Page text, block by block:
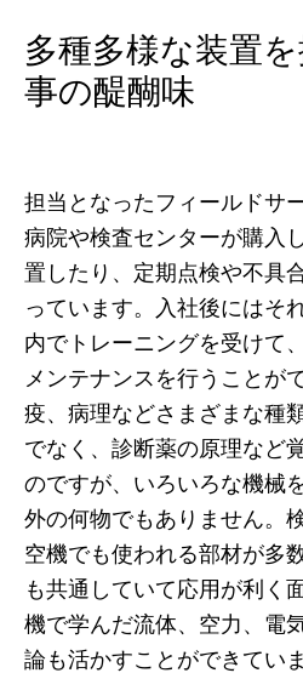
多種多様な装置
事の醍醐味
担当となったフィールドサ
病院や検査センターが購入
置したり、定期点検や不具
っています。入社後にはそ
内でトレーニングを受けて
メンテナンスを行うことが
疫、病理などさまざまな種
でなく、診断薬の原理など
のですが、いろいろな機械
外の何物でもありません。
空機でも使われる部材が多
も共通していて応用が利く
機で学んだ流体、空力、電
論も活かすことができていま